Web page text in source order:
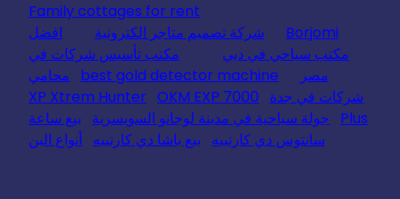
Family cottages for rent
Borjomi
شركة تصميم متاجر الكترونية
افضل
مكتب سياحي في دبي
مكتب تأسيس شركات في
مصر
best gold detector machine
محامي
شركات في جدة
XP Xtrem Hunter OKM EXP 7000
Plus
جولة سياحية في مدينة لوجانو السويسرية
بيع ساعة
سانتوس دي كارتييه
بيع باشا دي كارتييه أنواع البن